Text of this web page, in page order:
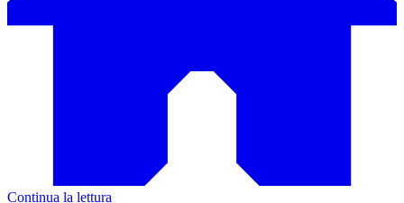
Continua la lettura